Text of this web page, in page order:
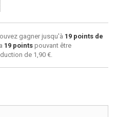
gagner jusqu'à 19 points de
19 points pouvant être
de 1,90 €.